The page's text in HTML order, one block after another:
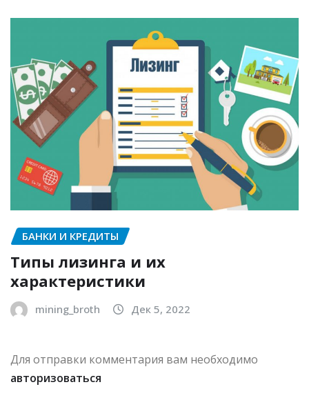
БАНКИ И КРЕДИТЫ
Типы лизинга и их
характеристики
mining_broth Дек 5, 2022
Для отправки комментария вам необходимо
авторизоваться